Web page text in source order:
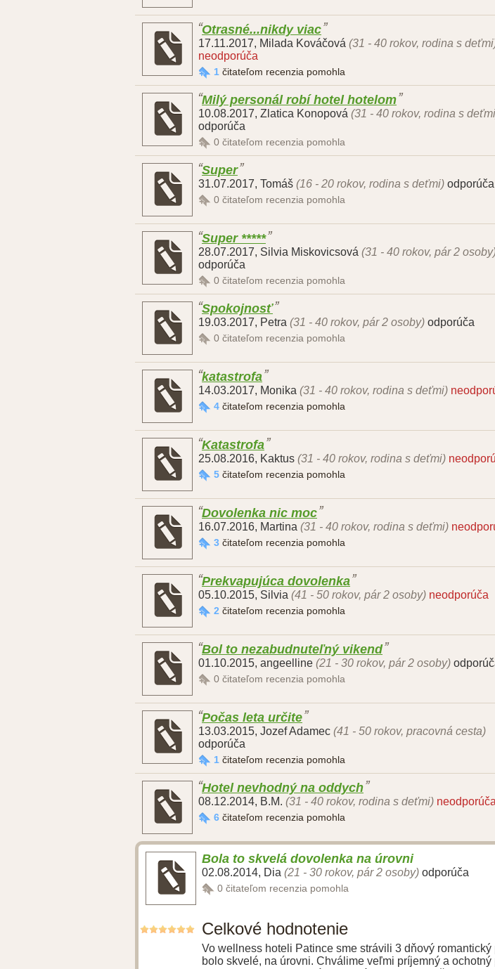
Otrasné...nikdy viac
17.11.2017, Milada Kováčová (31 - 40 rokov, rodina s
neodporúča
1 čitateľom recenzia pomohla
Milý personál robí hotel hotelom
10.08.2017, Zlatica Konopová (31 - 40 rokov, rodina s
odporúča
0 čitateľom recenzia pomohla
Super
31.07.2017, Tomáš (16 - 20 rokov, rodina s deťmi) odporúča
0 čitateľom recenzia pomohla
Super *****
28.07.2017, Silvia Miskovicsová (31 - 40 rokov, pár 2
odporúča
0 čitateľom recenzia pomohla
Spokojnosť
19.03.2017, Petra (31 - 40 rokov, pár 2 osoby) odporúča
0 čitateľom recenzia pomohla
katastrofa
14.03.2017, Monika (31 - 40 rokov, rodina s deťmi)
4 čitateľom recenzia pomohla
Katastrofa
25.08.2016, Kaktus (31 - 40 rokov, rodina s deťmi)
5 čitateľom recenzia pomohla
Dovolenka nic moc
16.07.2016, Martina (31 - 40 rokov, rodina s deťmi)
3 čitateľom recenzia pomohla
Prekvapujúca dovolenka
05.10.2015, Silvia (41 - 50 rokov, pár 2 osoby) neodporúča
2 čitateľom recenzia pomohla
Bol to nezabudnuteľný vikend
01.10.2015, angeelline (21 - 30 rokov, pár 2 osoby)
0 čitateľom recenzia pomohla
Počas leta určite
13.03.2015, Jozef Adamec (41 - 50 rokov, pracovná cesta)
odporúča
1 čitateľom recenzia pomohla
Hotel nevhodný na oddych
08.12.2014, B.M. (31 - 40 rokov, rodina s deťmi) neodporúča
6 čitateľom recenzia pomohla
Bola to skvelá dovolenka na úrovni
02.08.2014, Dia (21 - 30 rokov, pár 2 osoby) odporúča
0 čitateľom recenzia pomohla
Celkové hodnotenie
Vo wellness hoteli Patince sme strávili 3 dňový romantický
bolo skvelé, na úrovni. Chválime veľmi príjemný a ochotný